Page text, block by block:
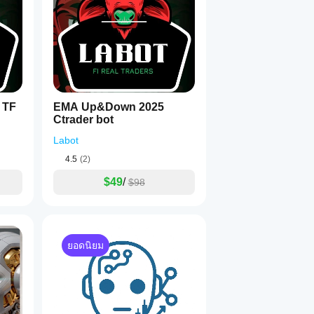
อย่างเต็มที่
ยะสั้นที่ไม่สมจริง
TF
EMA Up&Down 2025
Ctrader bot
Labot
4.5 (2)
$49/ $98
ยอดนิยม